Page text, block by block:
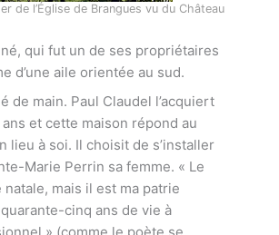
de l’Église de Brangues vu du Château
qui fut un de ses propriétaires
d’une aile orientée au sud.
de main. Paul Claudel l’acquiert
et cette maison répond au
lieu à soi. Il choisit de s’installer
Marie Perrin sa femme. « Le
natale, mais il est ma patrie
cinq ans de vie à